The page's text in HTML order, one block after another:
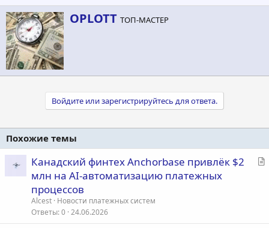
А
в
OPLOTT ТОП-МАСТЕР
Войдите или зарегистрируйтесь для ответа.
Похожие темы
С
Канадский финтех Anchorbase привлёк $2
млн на AI-автоматизацию платежных
процессов
Alcest Новости платежных систем
Ответы 0 24.06.2026